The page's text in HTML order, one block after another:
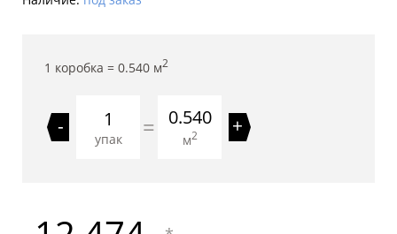
1 коробка = 0.540 м2
-
упак = 0.540
м2 +